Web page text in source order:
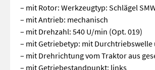
– mit Rotor: Werkzeugtyp: Schlägel
– mit Antrieb: mechanisch
– mit Drehzahl: 540 U/min (Opt. 019)
– mit Getriebetyp: mit
– mit Drehrichtung vom Traktor aus
– mit Getriebestandpunkt: links